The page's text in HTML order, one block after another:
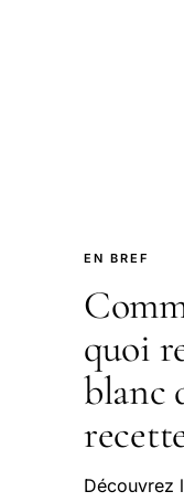
EN BREF
quoi
blanc
Découvrez